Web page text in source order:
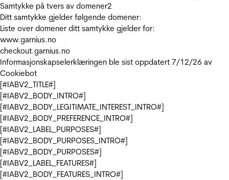
Samtykke på tvers av domener2
Ditt samtykke gjelder følgende domener:
Liste over domener ditt samtykke gjelder for:
www.garnius.no
checkout.garnius.no
Informasjonskapselerklæringen ble sist oppdatert 7/12/26 av
Cookiebot
[#IABV2_TITLE#]
[#IABV2_BODY_INTRO#]
[#IABV2_BODY_LEGITIMATE_INTEREST_INTRO#]
[#IABV2_BODY_PREFERENCE_INTRO#]
[#IABV2_LABEL_PURPOSES#]
[#IABV2_BODY_PURPOSES_INTRO#]
[#IABV2_BODY_PURPOSES#]
[#IABV2_LABEL_FEATURES#]
[#IABV2_BODY_FEATURES_INTRO#]